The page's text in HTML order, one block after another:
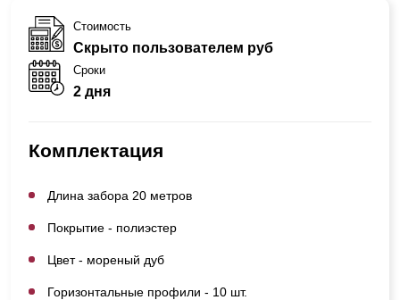
Стоимость
Скрыто пользователем руб
Сроки
2 дня
Комплектация
Длина забора 20 метров
Покрытие - полиэстер
Цвет - мореный дуб
Горизонтальные профили - 10 шт.